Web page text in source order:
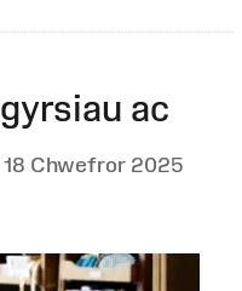
ac
18 Chwefror 2025